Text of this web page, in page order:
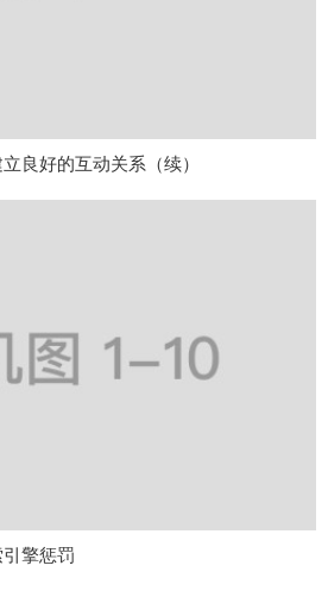
良好的互动关系（续）
擎惩罚